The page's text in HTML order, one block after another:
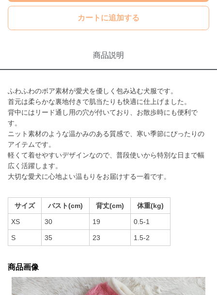
カートに追加する
商品説明
ふわふわのボア素材が愛犬を優しく包み込む犬服です。
首元は柔らかな裏地付きで肌当たりも快適に仕上げました。
背中にはリード通し用の穴が付いており、お散歩時にも便利で
す。
ニット素材のような温かみのある質感で、寒い季節にぴったりの
アイテムです。
軽くて着せやすいデザインなので、普段使いから特別な日まで幅
広く活躍します。
大切な愛犬に心地よい温もりをお届けする一着です。
サイズ バスト(cm) 背丈(cm) 体重(kg)
XS 30 19 0.5-1
S 35 23 1.5-2
商品画像